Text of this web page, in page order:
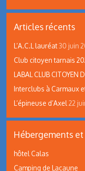
Articles récents
L’A.C.L lauréat 30 juin
Club citoyen tarnais
LABAL CLUB CITOYEN
Interclubs à Carmaux
L’épineuse d’Axel 22
Hébergements
hôtel Calas
Camping de Lacaune